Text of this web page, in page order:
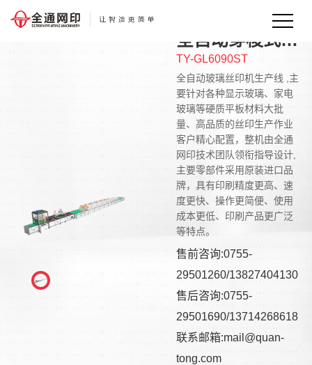
全自动穿梭式玻璃丝印机
TY-GL6090ST
全自动玻璃丝印机生产线 ,主
要针对各种显示玻璃、家电
玻璃等硬质平板材料大批
量、高品质的丝印生产作业
客户精心配置，整机由全通
网印技术团队领衔指导设计,
主要零部件采用原装进口品
牌，具有印刷精度更高、速
度更快、操作更简便、使用
成本更低、印刷产品更广泛
等特点。
售前咨询:0755-
29501260/13827404130
售后咨询:0755-
29501690/13714268618
联系邮箱:mail@quan-
tong.com